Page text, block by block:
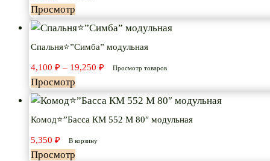
Просмотр
Спальня⭐”Симба” модульная
4,100 ₽ – 19,250 ₽ цен:
19,250 ₽
Просмотр товаров
Просмотр
Комод⭐”Басса КМ 552 М 80″ модульная
5,350 ₽ В корзину
Просмотр